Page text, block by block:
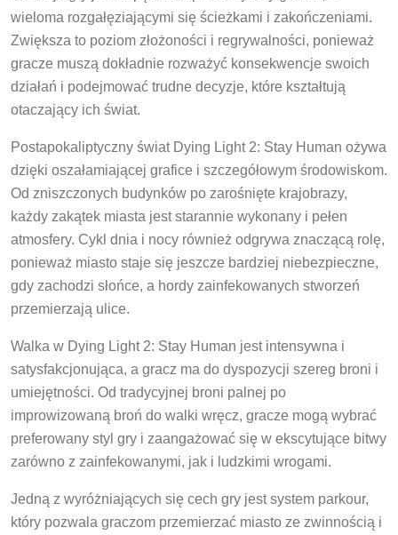
wieloma rozgałęziającymi się ścieżkami i zakończeniami.
Zwiększa to poziom złożoności i regrywalności, ponieważ
gracze muszą dokładnie rozważyć konsekwencje swoich
działań i podejmować trudne decyzje, które kształtują
otaczający ich świat.
Postapokaliptyczny świat Dying Light 2: Stay Human ożywa
dzięki oszałamiającej grafice i szczegółowym środowiskom.
Od zniszczonych budynków po zarośnięte krajobrazy,
każdy zakątek miasta jest starannie wykonany i pełen
atmosfery. Cykl dnia i nocy również odgrywa znaczącą rolę,
ponieważ miasto staje się jeszcze bardziej niebezpieczne,
gdy zachodzi słońce, a hordy zainfekowanych stworzeń
przemierzają ulice.
Walka w Dying Light 2: Stay Human jest intensywna i
satysfakcjonująca, a gracz ma do dyspozycji szereg broni i
umiejętności. Od tradycyjnej broni palnej po
improwizowaną broń do walki wręcz, gracze mogą wybrać
preferowany styl gry i zaangażować się w ekscytujące bitwy
zarówno z zainfekowanymi, jak i ludzkimi wrogami.
Jedną z wyróżniających się cech gry jest system parkour,
który pozwala graczom przemierzać miasto ze zwinnością i